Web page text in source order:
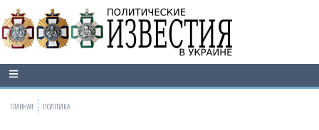
ГЛАВНАЯ ПОЛІТИКА